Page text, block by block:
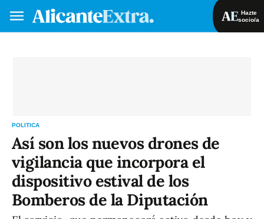
Hazte
socio/a
POLITICA
Así son los nuevos drones de
vigilancia que incorpora el
dispositivo estival de los
Bomberos de la Diputación